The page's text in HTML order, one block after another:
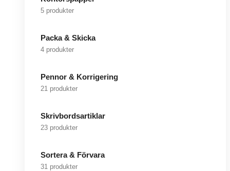
5 produkter
Packa & Skicka
4 produkter
Pennor & Korrigering
21 produkter
Skrivbordsartiklar
23 produkter
Sortera & Förvara
31 produkter